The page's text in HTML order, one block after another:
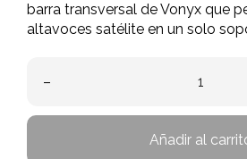
barra transversal de Vonyx que
altavoces satélite en un solo
–
Añadir al